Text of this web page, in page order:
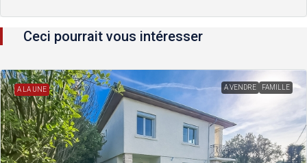
Ceci pourrait vous intéresser
A LA UNE A VENDRE FAMILLE